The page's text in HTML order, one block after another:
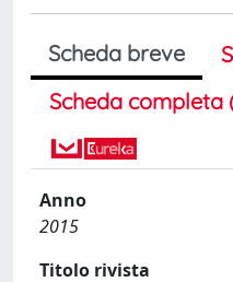
Scheda breve
Scheda completa
Anno
2015
Titolo rivista